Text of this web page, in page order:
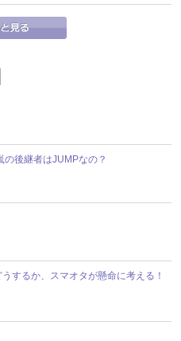
後継者はJUMPなの？
するか、スマオタが懸命に考える！